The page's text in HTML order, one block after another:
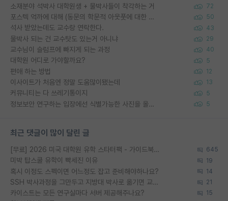
소재분야 석박사 대학원생 + 물박사들이 착각하는 거 72
포스텍 억까에 대해 (동문의 학문적 아웃풋에 대한 반박) 50
석사 받았는데도 교수랑 연락한다. 43
물박사 되는 건 교수탓도 있는거 아니냐 29
교수님이 슬럼프에 빠지게 되는 과정 40
대학원 어디로 가야할까요? 5
편애 하는 방법 12
이사이트가 처음엔 정말 도움많이됐는데 13
커뮤니티는 다 쓰레기통이지 5
정보보안 연구하는 입장에선 식별가능한 사진을 올리는건 비추이긴함 5
최근 댓글이 많이 달린 글
[무료] 2026 미국 대학원 유학 스타터팩 - 가이드북 & 합격자 컨택메일 템플릿 645
미박 탑스쿨 유학이 빡세진 이유 19
혹시 이정도 스펙이면 어느정도 잡고 준비해야하나요? 14
SSH 박사과정을 그만두고 지방대 박사로 옮기면 교수의 꿈은 끝일까요? 21
카이스트는 모든 연구실마다 서버 제공해주나요? 15